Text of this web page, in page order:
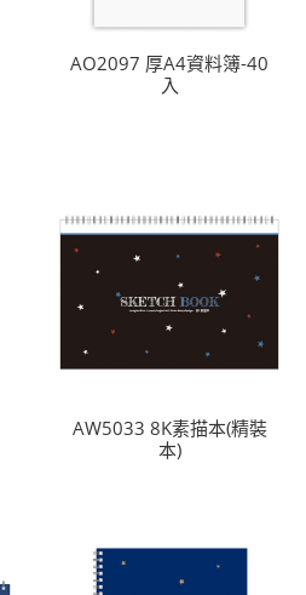
AO2097 厚A4資料簿-40
入
AW5033 8K素描本(精裝
本)